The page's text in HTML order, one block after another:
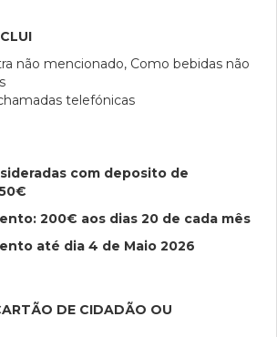
não mencionado, Como bebidas não
telefónicas
com deposito de
200€ aos dias 20 de cada mês
até dia 4 de Maio 2026
DE CIDADÃO OU